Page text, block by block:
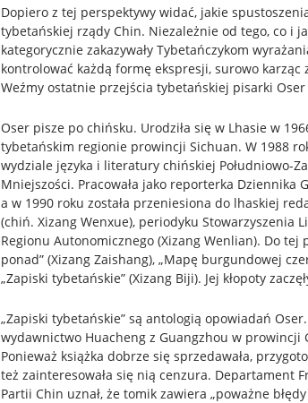
Dopiero z tej perspektywy widać, jakie
tybetańskiej rządy Chin. Niezależnie od tego, co i
kategorycznie zakazywały Tybetańczykom
kontrolować każdą formę ekspresji, surowo
Weźmy ostatnie przejścia tybetańskiej pisarki Oser
Oser pisze po chińsku. Urodziła się w Lhasie w
tybetańskim regionie prowincji Sichuan. W 1988
wydziale języka i literatury chińskiej Południowo-
Mniejszości. Pracowała jako reporterka Dziennika
a w 1990 roku została przeniesiona do lhaskiej
(chiń. Xizang Wenxue), periodyku Stowarzyszenia
Regionu Autonomicznego (Xizang Wenlian). Do tej
ponad” (Xizang Zaishang), „Mapę burgundowej
„Zapiski tybetańskie” (Xizang Biji). Jej kłopoty
„Zapiski tybetańskie” są antologią opowiadań
wydawnictwo Huacheng z Guangzhou w prowincji
Ponieważ książka dobrze się sprzedawała,
też zainteresowała się nią cenzura. Departament
Partii Chin uznał, że tomik zawiera „poważne